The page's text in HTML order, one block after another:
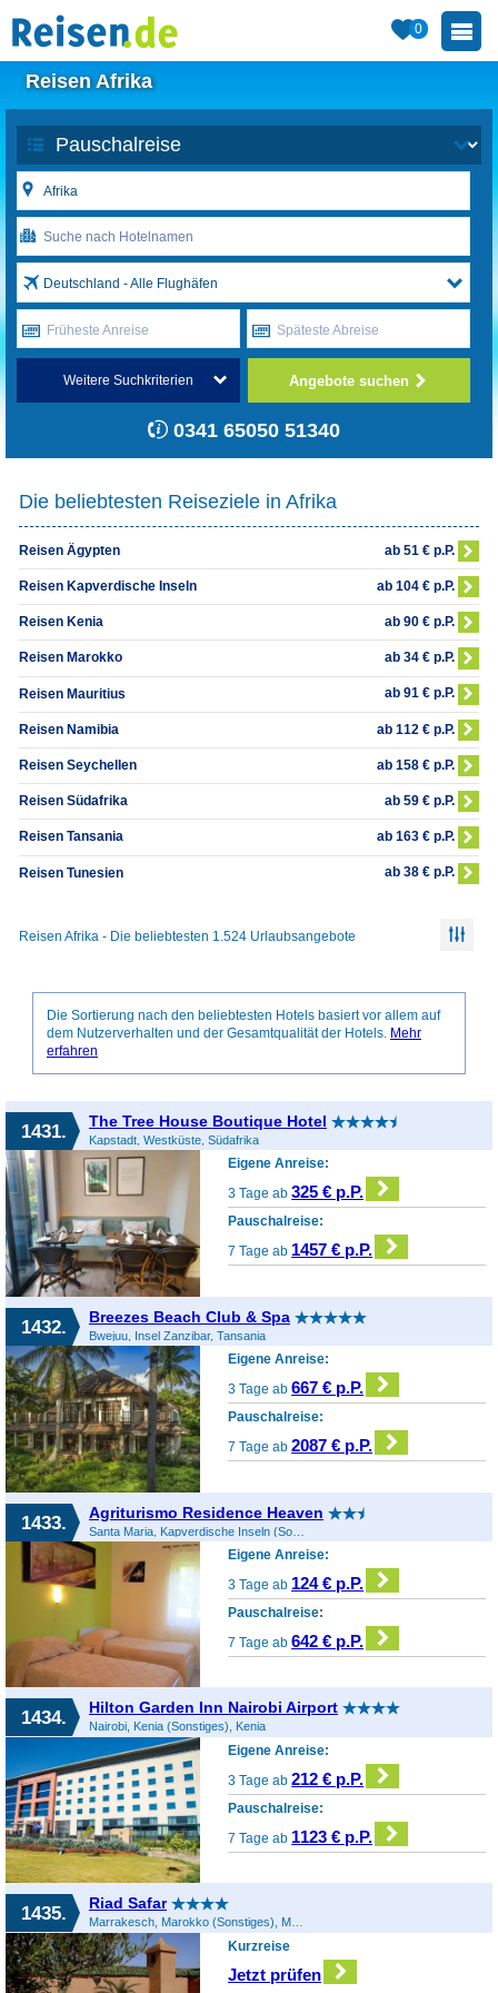
0
Reisen Afrika
Deutschland - Alle Flughäfen
Früheste Anreise Späteste Abreise
Weitere Suchkriterien Angebote suchen
0341 65050 51340
Die beliebtesten Reiseziele in Afrika
Reisen Ägypten ab 51 € p.P.
Reisen Kapverdische Inseln ab 104 € p.P.
Reisen Kenia ab 90 € p.P.
Reisen Marokko ab 34 € p.P.
Reisen Mauritius ab 91 € p.P.
Reisen Namibia ab 112 € p.P.
Reisen Seychellen ab 158 € p.P.
Reisen Südafrika ab 59 € p.P.
Reisen Tansania ab 163 € p.P.
Reisen Tunesien ab 38 € p.P.
Reisen Afrika - Die beliebtesten 1.524 Urlaubsangebote
Die Sortierung nach den beliebtesten Hotels basiert vor allem auf
dem Nutzerverhalten und der Gesamtqualität der Hotels. Mehr
erfahren
1431. The Tree House Boutique Hotel
Kapstadt, Westküste, Südafrika
Eigene Anreise:
3 Tage ab325 € p.P.
Pauschalreise:
7 Tage ab 1457 € p.P.
1432. Breezes Beach Club & Spa
Bwejuu, Insel Zanzibar, Tansania
Eigene Anreise:
3 Tage ab667 € p.P.
Pauschalreise:
7 Tage ab2087 € p.P.
1433. Agriturismo Residence Heaven
Santa Maria, Kapverdische Inseln (Sonstiges), Kapverdische Inseln
Eigene Anreise:
3 Tage ab 124 € p.P.
Pauschalreise:
7 Tage ab642 € p.P.
1434. Hilton Garden Inn Nairobi Airport
Nairobi, Kenia (Sonstiges), Kenia
Eigene Anreise:
3 Tage ab212 € p.P.
Pauschalreise:
7 Tage ab 1123 € p.P.
1435. Riad Safar
Kurzreise
Jetzt prüfen